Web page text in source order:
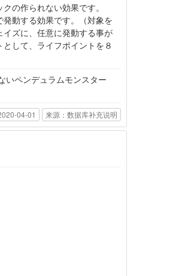
の作られない効果です。
動する効果です。（対象を
ズに、任意に発動する事が
して、ライフポイントを８
いペンデュラムモンスター
04-01 来源：数据库补充说明